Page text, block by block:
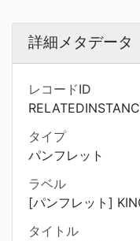
詳細メタデータ
レコードID
タイプ
パンフレット
ラベル
[パンフレット]
タイトル